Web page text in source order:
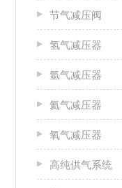
节气减压阀
氢气减压器
氩气减压器
氦气减压器
氧气减压器
高纯供气系统